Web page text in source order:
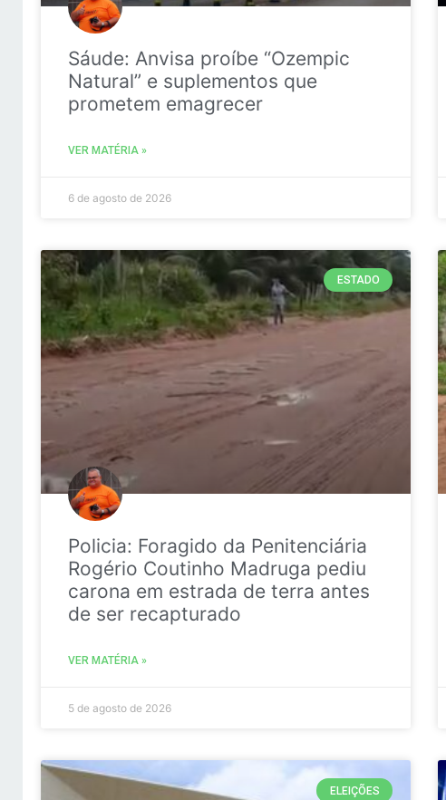
Sáude: Anvisa proíbe “Ozempic
Natural” e suplementos que
prometem emagrecer
VER MATÉRIA »
6 de agosto de 2026
ESTADO
Policia: Foragido da Penitenciária
Rogério Coutinho Madruga pediu
carona em estrada de terra antes
de ser recapturado
VER MATÉRIA »
5 de agosto de 2026
ELEIÇÕES